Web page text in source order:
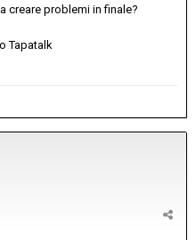
creare problemi in finale?
Tapatalk